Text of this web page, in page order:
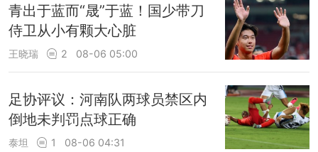
青出于蓝而“晟”于蓝！国少带刀
侍卫从小有颗大心脏
王晓瑞 2 08-06 05:00
足协评议：河南队两球员禁区内
倒地未判罚点球正确
泰坦 1 08-06 04:31